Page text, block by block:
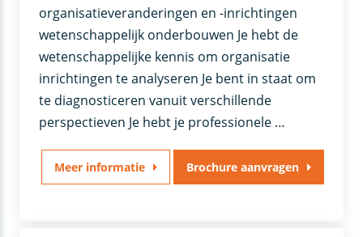
organisatieveranderingen en -inrichtingen
wetenschappelijk onderbouwen Je hebt de
wetenschappelijke kennis om organisatie
inrichtingen te analyseren Je bent in staat om
te diagnosticeren vanuit verschillende
perspectieven Je hebt je professionele …
Meer informatie Brochure aanvragen